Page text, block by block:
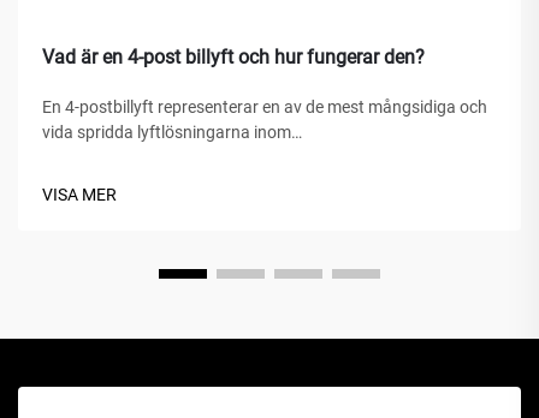
Vad är en 4-post billyft och hur fungerar den?
En 4-postbillyft representerar en av de mest mångsidiga och
vida spridda lyftlösningarna inom
VISA MER